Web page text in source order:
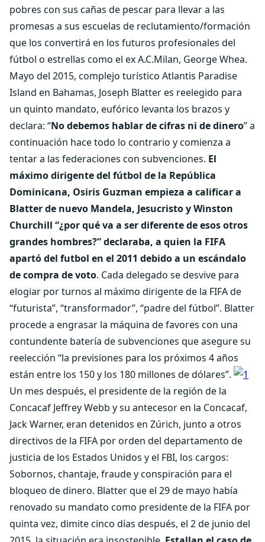
pobres con sus cañas de pescar para llevar a las
promesas a sus escuelas de reclutamiento/formación
que los convertirá en los futuros profesionales del
fútbol o estrellas como el ex A.C.Milan, George Whea.
Mayo del 2015, complejo turístico Atlantis Paradise
Island en Bahamas, Joseph Blatter es reelegido para
un quinto mandato, eufórico levanta los brazos y
declara: “No debemos hablar de cifras ni de dinero” a
continuación hace todo lo contrario y comienza a
tentar a las federaciones con subvenciones. El
máximo dirigente del fútbol de la República
Dominicana, Osiris Guzman empieza a calificar a
Blatter de nuevo Mandela, Jesucristo y Winston
Churchill “¿por qué va a ser diferente de esos otros
grandes hombres?” declaraba, a quien la FIFA
apartó del futbol en el 2011 debido a un escándalo
de compra de voto. Cada delegado se desvive para
elogiar por turnos al máximo dirigente de la FIFA de
“futurista”, “transformador”, “padre del fútbol”. Blatter
procede a engrasar la máquina de favores con una
contundente batería de subvenciones que asegure su
reelección “la previsiones para los próximos 4 años
están entre los 150 y los 180 millones de dólares”.
Un mes después, el presidente de la región de la
Concacaf Jeffrey Webb y su antecesor en la Concacaf,
Jack Warner, eran detenidos en Zúrich, junto a otros
directivos de la FIFA por orden del departamento de
justicia de los Estados Unidos y el FBI, los cargos:
Sobornos, chantaje, fraude y conspiración para el
bloqueo de dinero. Blatter que el 29 de mayo había
renovado su mandato como presidente de la FIFA por
quinta vez, dimite cinco días después, el 2 de junio del